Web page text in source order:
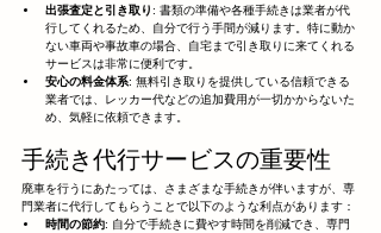
出張査定と引き取り: 書類の準備や各種手続きは業者が代
行してくれるため、自分で行う手間が減ります。特に動か
ない車両や事故車の場合、自宅まで引き取りに来てくれる
サービスは非常に便利です。
安心の料金体系: 無料引き取りを提供している信頼できる
業者では、レッカー代などの追加費用が一切かからないた
め、気軽に依頼できます。
手続き代行サービスの重要性
廃車を行うにあたっては、さまざまな手続きが伴いますが、専
門業者に代行してもらうことで以下のような利点があります：
時間の節約: 自分で手続きに費やす時間を削減でき、専門